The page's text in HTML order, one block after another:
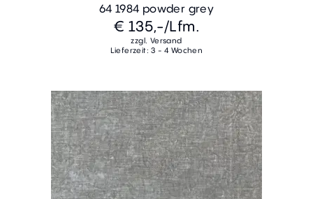
64 1984 powder grey
€ 135,-/Lfm.
zzgl. Versand
Lieferzeit: 3 - 4 Wochen